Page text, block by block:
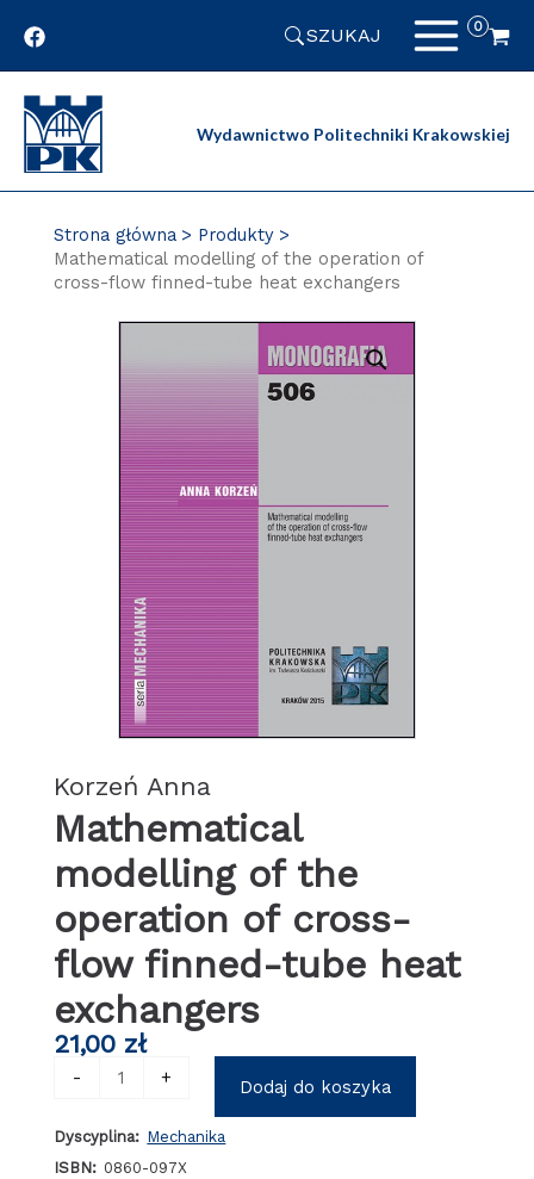
SZUKAJ
Wydawnictwo Politechniki Krakowskiej
Strona główna
Produkty
Mathematical modelling of the operation of
cross-flow finned-tube heat exchangers
Korzeń Anna
Mathematical
modelling of the
operation of cross-
flow finned-tube heat
exchangers
21,00 zł
-
of
the
+ Dodaj do koszyka
Dyscyplina: Mechanika
ISBN: 0860-097X